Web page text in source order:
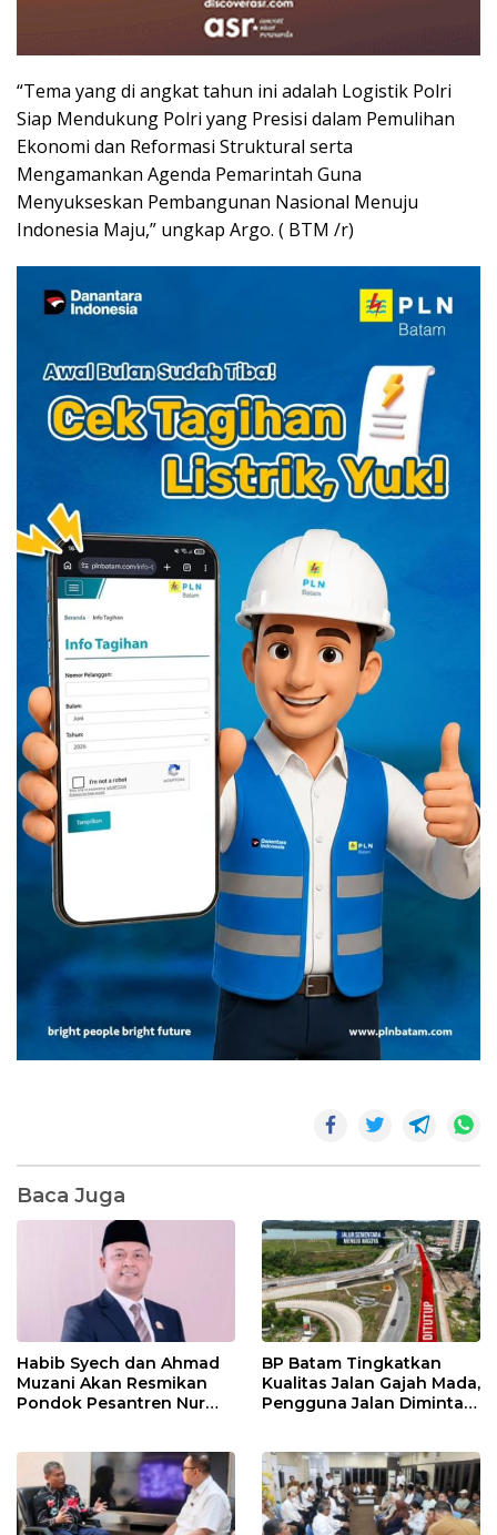
“Tema yang di angkat tahun ini adalah Logistik Polri
Siap Mendukung Polri yang Presisi dalam Pemulihan
Ekonomi dan Reformasi Struktural serta
Mengamankan Agenda Pemarintah Guna
Menyukseskan Pembangunan Nasional Menuju
Indonesia Maju,” ungkap Argo. ( BTM /r)
Baca Juga
Habib Syech dan Ahmad
Muzani Akan Resmikan
Pondok Pesantren Nur
BP Batam Tingkatkan
Kualitas Jalan Gajah Mada,
Pengguna Jalan Diminta